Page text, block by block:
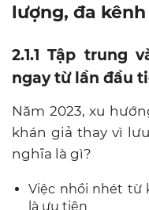
lượng, đa
2.1.1 Tập trung
ngay từ lần đầu
Năm 2023, xu
khán giả thay vì
nghĩa là gì?
Việc nhồi nhét từ
là ưu tiên